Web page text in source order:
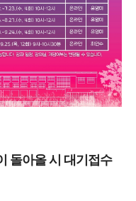
돌아올 시 대기접수